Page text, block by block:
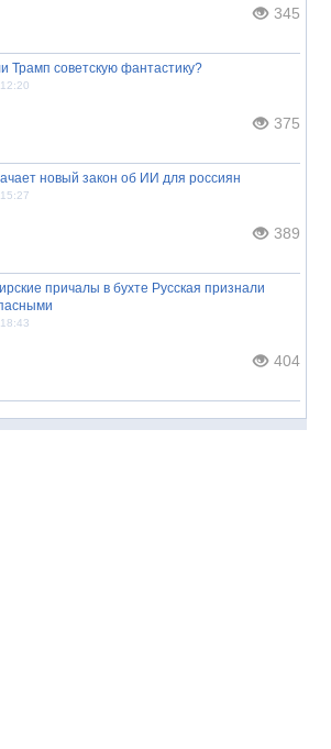
345
Трамп советскую фантастику?
375
новый закон об ИИ для россиян
389
причалы в бухте Русская признали
404